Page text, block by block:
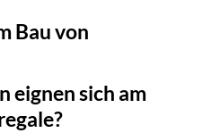
Bau von
eignen sich am